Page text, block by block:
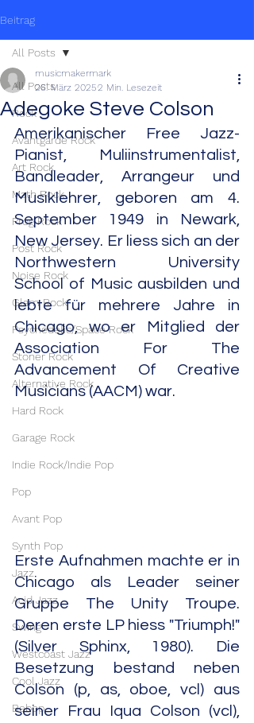
Beitrag
All Posts
Rock
Avantgarde Rock
Art Rock
Math Rock
Prog Rock
Post Rock
Noise Rock
Glam Rock
Psychedelic/Space Rock
Stoner Rock
Alternative Rock
Hard Rock
Garage Rock
Indie Rock/Indie Pop
Pop
Avant Pop
Synth Pop
Jazz
Acid Jazz
Swing
Westcoast Jazz
Cool Jazz
Bebop
All Posts
Adegoke Steve Colson
musicmakermark
26. März 20252 Min. Lesezeit
Amerikanischer Free Jazz-
Pianist, Muliinstrumentalist,
Bandleader, Arrangeur und
Musiklehrer, geboren am 4.
September 1949 in Newark,
New Jersey. Er liess sich an der
Northwestern University
School of Music ausbilden und
lebte für mehrere Jahre in
Chicago, wo er Mitglied der
Association For The
Advancement Of Creative
Musicians (AACM) war.
Erste Aufnahmen machte er in
Chicago als Leader seiner
Gruppe The Unity Troupe.
Deren erste LP hiess "Triumph!"
(Silver Sphinx, 1980). Die
Besetzung bestand neben
Colson (p, as, oboe, vcl) aus
seiner Frau Iqua Colson (vcl),